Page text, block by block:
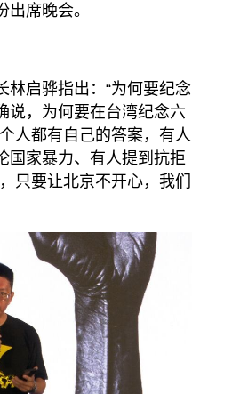
席晚会。
林启骅指出：“为何要纪念
说，为何要在台湾纪念六
人都有自己的答案，有人
国家暴力、有人提到抗拒
只要让北京不开心，我们